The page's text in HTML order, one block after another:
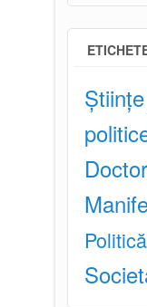
Politică